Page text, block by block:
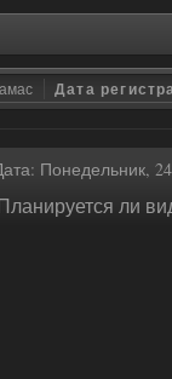
Дата
Понедельник,
ли